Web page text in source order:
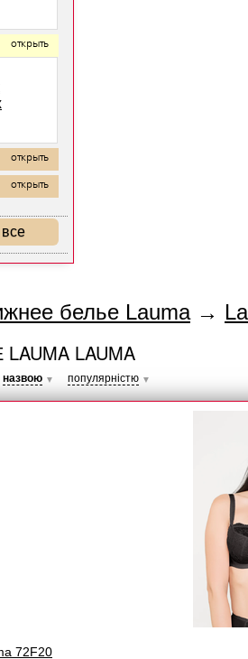
открыть
открыть
открыть
белье Lauma→
LAUMA
назвою ▼ популярністю ▼
72F20